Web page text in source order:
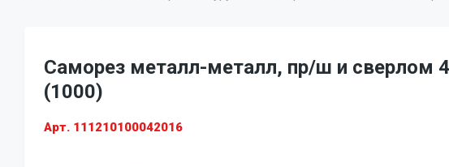
Саморез металл-металл, пр/ш и сверлом
(1000)
Арт. 111210100042016